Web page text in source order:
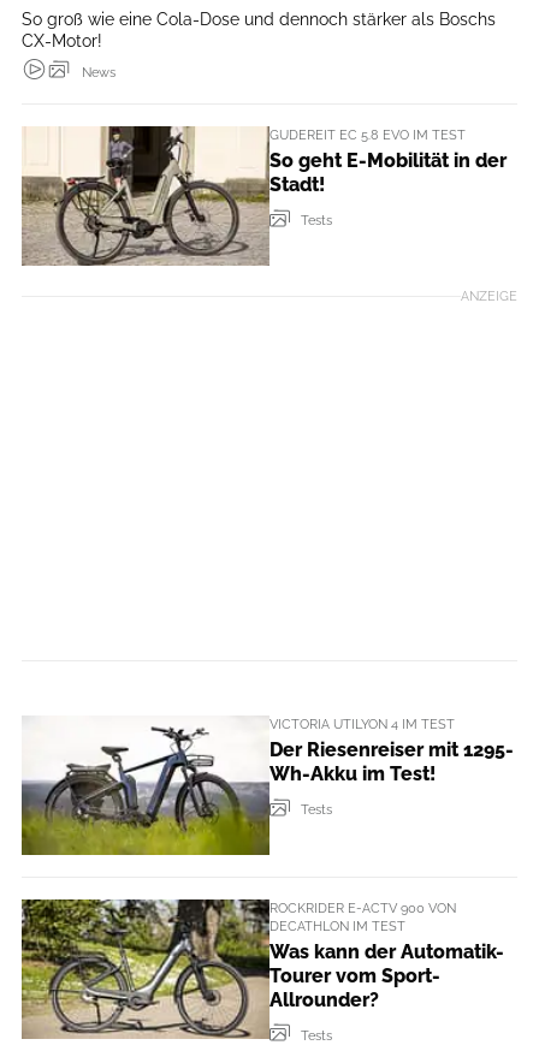
So groß wie eine Cola-Dose und dennoch stärker als Boschs
CX-Motor!
News
GUDEREIT EC 5.8 EVO IM TEST
So geht E-Mobilität in der
Stadt!
Tests
ANZEIGE
VICTORIA UTILYON 4 IM TEST
Der Riesenreiser mit 1295-
Wh-Akku im Test!
Tests
ROCKRIDER E-ACTV 900 VON
DECATHLON IM TEST
Was kann der Automatik-
Tourer vom Sport-
Allrounder?
Tests